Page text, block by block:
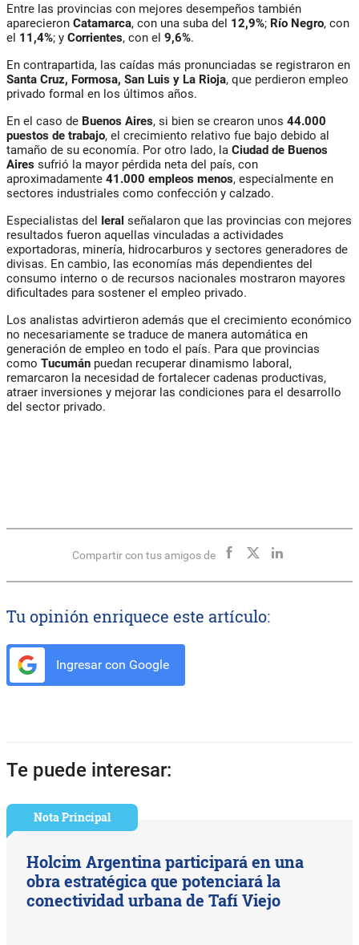
Entre las provincias con mejores desempeños también
aparecieron Catamarca, con una suba del 12,9%; Río Negro, con
el 11,4%; y Corrientes, con el 9,6%.
En contrapartida, las caídas más pronunciadas se registraron en
Santa Cruz, Formosa, San Luis y La Rioja, que perdieron empleo
privado formal en los últimos años.
En el caso de Buenos Aires, si bien se crearon unos 44.000
puestos de trabajo, el crecimiento relativo fue bajo debido al
tamaño de su economía. Por otro lado, la Ciudad de Buenos
Aires sufrió la mayor pérdida neta del país, con
aproximadamente 41.000 empleos menos, especialmente en
sectores industriales como confección y calzado.
Especialistas del Ieral señalaron que las provincias con mejores
resultados fueron aquellas vinculadas a actividades
exportadoras, minería, hidrocarburos y sectores generadores de
divisas. En cambio, las economías más dependientes del
consumo interno o de recursos nacionales mostraron mayores
dificultades para sostener el empleo privado.
Los analistas advirtieron además que el crecimiento económico
no necesariamente se traduce de manera automática en
generación de empleo en todo el país. Para que provincias
como Tucumán puedan recuperar dinamismo laboral,
remarcaron la necesidad de fortalecer cadenas productivas,
atraer inversiones y mejorar las condiciones para el desarrollo
del sector privado.
Compartir con tus amigos de
Tu opinión enriquece este artículo:
Ingresar con Google
Te puede interesar:
Nota Principal
Holcim Argentina participará en una
obra estratégica que potenciará la
conectividad urbana de Tafí Viejo